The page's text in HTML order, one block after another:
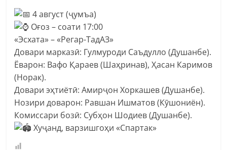
4 август (ҷумъа)
Оғоз – соати 17:00
«Эсхата» – «Регар-ТадАЗ»
Довари марказӣ: Гулмуроди Саъдулло (Душанбе).
Ёварон: Вафо Қараев (Шаҳринав), Ҳасан Каримов
(Норак).
Довари эҳтиётӣ: Амирҷон Хоркашев (Душанбе).
Нозири доварон: Равшан Ишматов (Кӯшониён).
Комиссари бозӣ: Субҳон Шодиев (Душанбе).
Хуҷанд, варзишгоҳи «Спартак»